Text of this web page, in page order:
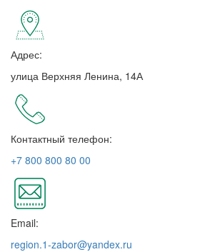
Адрес:
улица Верхняя Ленина, 14А
Контактный телефон:
+7 800 800 80 00
Email:
region.1-zabor@yandex.ru